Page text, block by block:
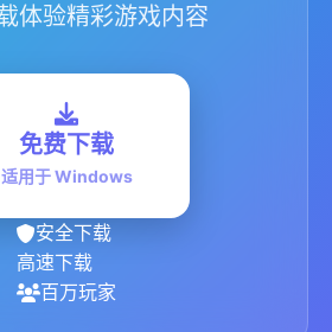
体验精彩游戏内容
免费下载
适用于 Windows
安全下载
高速下载
百万玩家